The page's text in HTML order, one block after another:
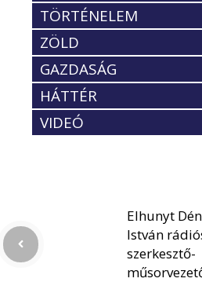
TÖRTÉNELEM
ZÖLD
GAZDASÁG
HÁTTÉR
VIDEÓ
Elhunyt
István
szerkesztő-